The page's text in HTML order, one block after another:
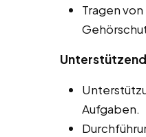
Tragen
Aufgaben.